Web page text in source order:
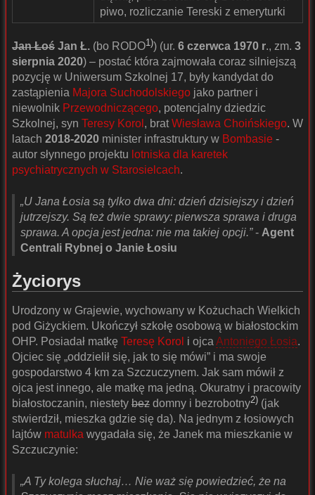
piwo, rozliczanie Tereski z emeryturki
Jan Łoś Jan Ł. (bo RODO1)) (ur. 6 czerwca 1970 r., zm. 3
sierpnia 2020) – postać która zajmowała coraz silniejszą
pozycję w Uniwersum Szkolnej 17, były kandydat do
zastąpienia Majora Suchodolskiego jako partner i
niewolnik Przewodniczącego, potencjalny dziedzic
Szkolnej, syn Teresy Korol , bratWiesława Choińskiego. W
latach 2018-2020 minister infrastruktury w Bombasie -
autor słynnego projektu lotniska dla karetek
psychiatrycznych w Starosielcach.
„U Jana Łosia są tylko dwa dni: dzień dzisiejszy i dzień
jutrzejszy. Są też dwie sprawy: pierwsza sprawa i druga
sprawa. A opcja jest jedna: nie ma takiej opcji.”- Agent
Centrali Rybnej o Janie Łosiu
Życiorys
Urodzony w Grajewie, wychowany w Kożuchach Wielkich
pod Giżyckiem. Ukończył szkołę osobową w białostockim
OHP. Posiadał matkę Teresę Korol i ojca Antoniego Łosia.
Ojciec się „oddzielił się, jak to się mówi” i ma swoje
gospodarstwo 4 km za Szczuczynem. Jak sam mówił z
ojca jest innego, ale matkę ma jedną. Okuratny i pracowity
białostoczanin, niestety bez domny i bezrobotny2) (jak
stwierdził, mieszka gdzie się da). Na jednym z łosiowych
lajtów matulka wygadała się, że Janek ma mieszkanie w
Szczuczynie:
„A Ty kolega słuchaj… Nie waż się powiedzieć, że na